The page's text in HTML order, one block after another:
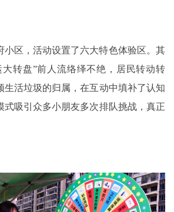
小区，活动设置了六大特色体验区。其
大转盘”前人流络绎不绝，居民转动转
生活垃圾的归属，在互动中填补了认知
式吸引众多小朋友多次排队挑战，真正